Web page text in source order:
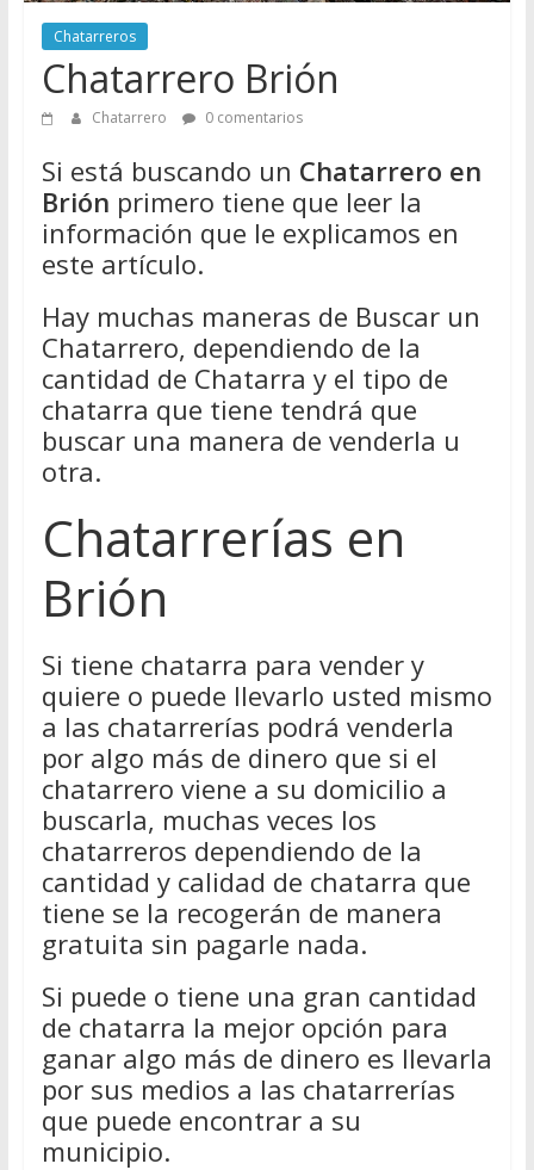
para
vender
Chatarra
Chatarreros
Chatarrero Brión
Chatarrero 0 comentarios
Si está buscando un Chatarrero en
Brión primero tiene que leer la
información que le explicamos en
este artículo.
Hay muchas maneras de Buscar un
Chatarrero, dependiendo de la
cantidad de Chatarra y el tipo de
chatarra que tiene tendrá que
buscar una manera de venderla u
otra.
Chatarrerías en
Brión
Si tiene chatarra para vender y
quiere o puede llevarlo usted mismo
a las chatarrerías podrá venderla
por algo más de dinero que si el
chatarrero viene a su domicilio a
buscarla, muchas veces los
chatarreros dependiendo de la
cantidad y calidad de chatarra que
tiene se la recogerán de manera
gratuita sin pagarle nada.
Si puede o tiene una gran cantidad
de chatarra la mejor opción para
ganar algo más de dinero es llevarla
por sus medios a las chatarrerías
que puede encontrar a su
municipio.